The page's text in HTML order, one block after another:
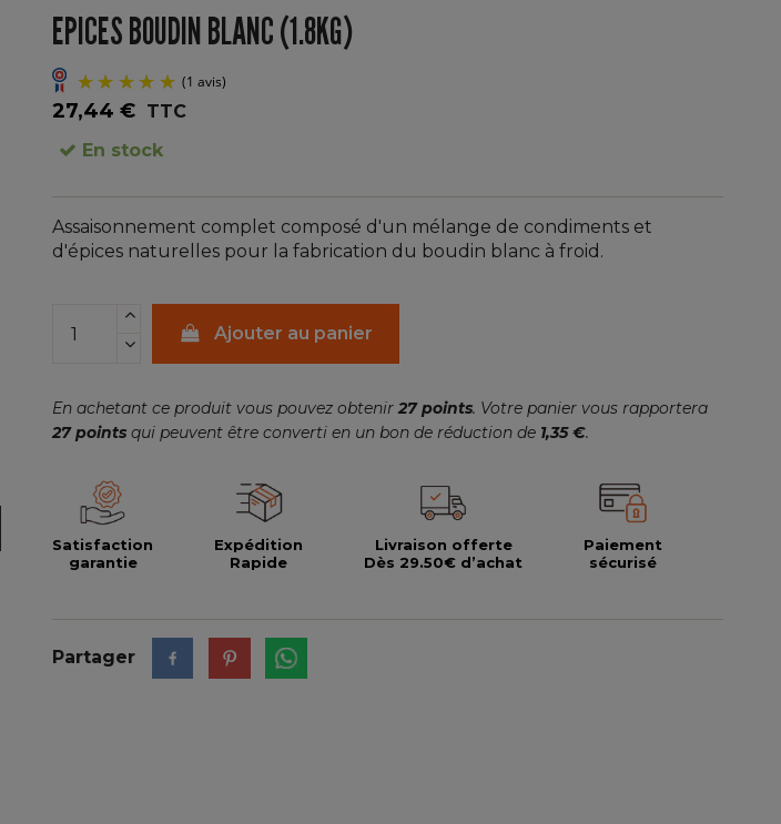
EPICES BOUDIN BLANC (1.8KG)
27,44 € TTC
En stock
Assaisonnement complet composé d'un mélange de condiments et
d'épices naturelles pour la fabrication du boudin blanc à froid.
Ajouter au panier
En achetant ce produit vous pouvez obtenir 27 points. Votre panier vous rapportera
27points qui peuvent être converti en un bon de réduction de 1,35 €.
Satisfaction
garantie
Expédition
Rapide
Livraison offerte
Dès 29.50€ d’achat
Paiement
sécurisé
Partager